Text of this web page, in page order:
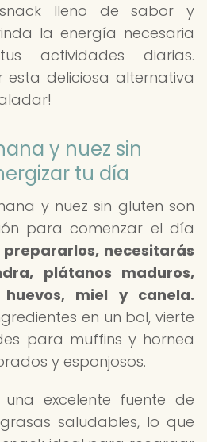
lleno de sabor y
la energía necesaria
actividades diarias.
esta deliciosa alternativa
y nuez sin
tu día
y nuez sin gluten son
para comenzar el día
prepararlos, necesitarás
plátanos maduros,
huevos, miel y canela.
en un bol, vierte
para muffins y hornea
y esponjosos.
una excelente fuente de
saludables, lo que